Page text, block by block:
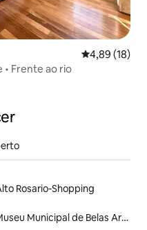
4,89 de uma
4,89 (18)
Frente ao rio
Rosario-Shopping
Museu Municipal de Belas Artes Juan B. Castagnino, Rosário